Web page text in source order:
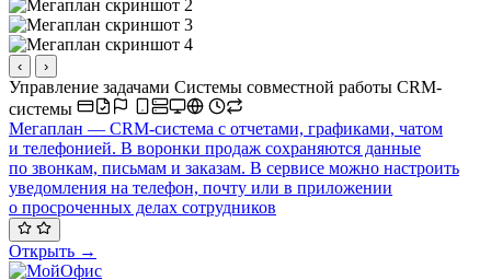
‹ ›
Управление задачами Системы совместной работы CRM-
системы
Мегаплан — CRM-система с отчетами, графиками, чатом
и телефонией. В воронки продаж сохраняются данные
по звонкам, письмам и заказам. В сервисе можно настроить
уведомления на телефон, почту или в приложении
о просроченных делах сотрудников
Открыть →